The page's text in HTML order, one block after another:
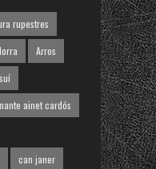
rupestres
Arros
ainet cardós
can janer